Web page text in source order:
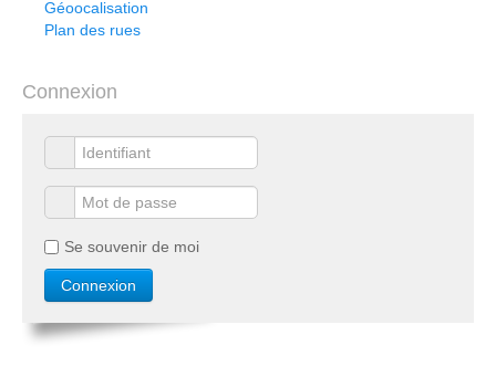
Géoocalisation
Plan des rues
Connexion
Se souvenir de moi